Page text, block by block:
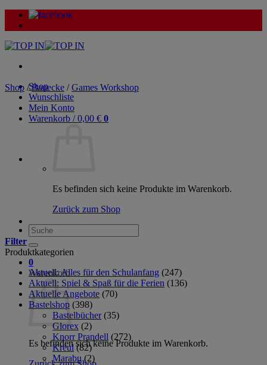
Zum
Inhalt
Shop
Wunschliste
Mein Konto
Warenkorb /0,00 € 0
Es befinden sich keine Produkte im Warenkorb.
Zurück zum Shop
Suche
nach:
0
Warenkorb
Es befinden sich keine Produkte im Warenkorb.
Shop / Bauecke / Games Workshop
Filter
Produktkategorien
Aktuell: Alles für den Schulanfang (247)
Aktuell: Spiel & Spaß für die Ferien (136)
Aktuelle Angebote (70)
Bastelshop (398)
Bastelbücher (35)
Glorex (2)
Knorr Prandell (272)
Kreul (82)
Marabu (2)